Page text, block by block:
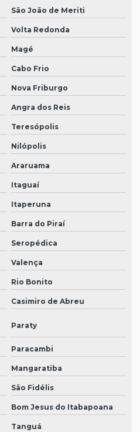
São João de Meriti
Volta Redonda
Magé
Cabo Frio
Nova Friburgo
Angra dos Reis
Teresópolis
Nilópolis
Araruama
Itaguaí
Itaperuna
Barra do Piraí
Seropédica
Valença
Rio Bonito
Casimiro de Abreu
Paraty
Paracambi
Mangaratiba
São Fidélis
Bom Jesus do Itabapoana
Tanguá